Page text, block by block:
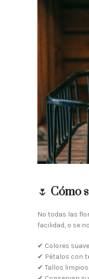
🌷 Cómo
No todas las
facilidad, o se
✔ Colores
✔ Pétalos con
✔ Tallos